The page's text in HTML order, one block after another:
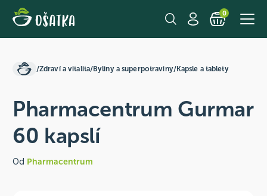
0
/Zdraví a vitalita/Byliny a superpotraviny/Kapsle a tablety
Pharmacentrum Gurmar
60 kapslí
Od Pharmacentrum